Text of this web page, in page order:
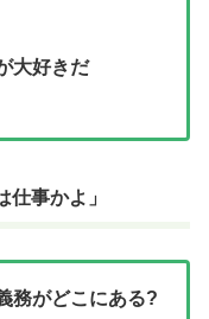
大好きだ
事かよ」
務がどこにある?